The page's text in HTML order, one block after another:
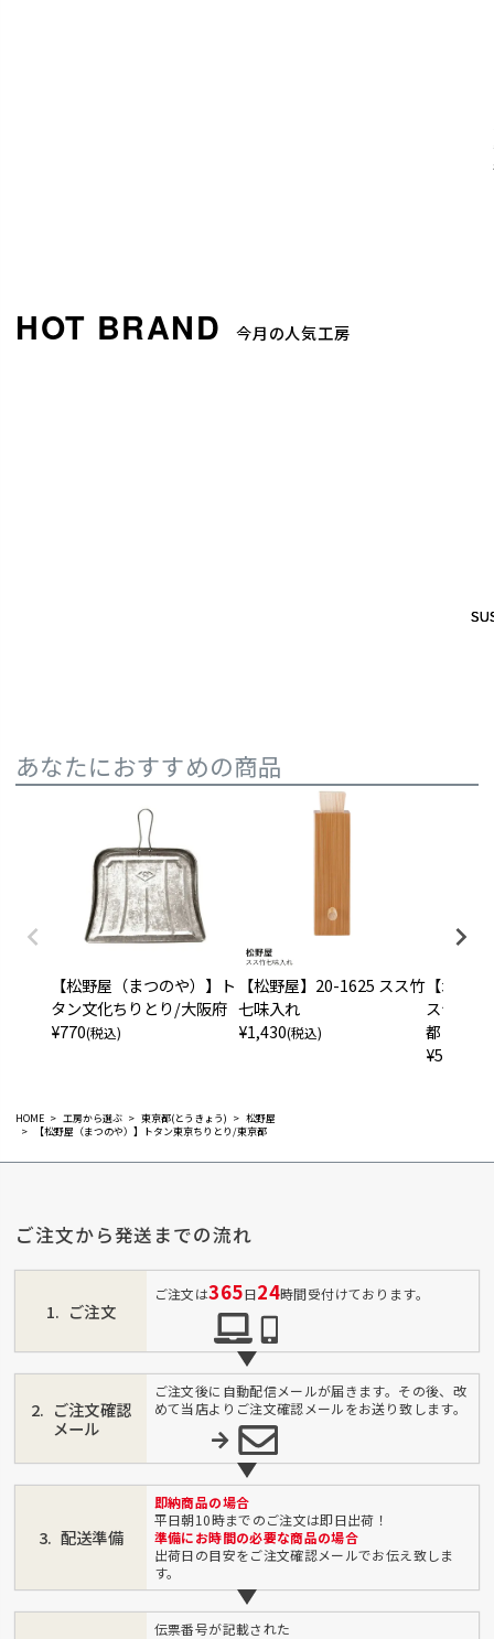
HOME 工房から選ぶ 東京都(とうきょう)
松野屋
【松野屋（まつのや）】トタン東京ちりとり/東京都
今月の人気工房
あなたにおすすめの商品
【松野屋（まつのや）】ト
タン文化ちりとり/大阪府
¥770(税込)
【松野屋】20-1625 スス竹
七味入れ
¥1,430(税込)
【木村硝
ステン
都
¥5,060
ご注文から発送までの流れ
ご注文
ご注文は365日24時間受付けております。
ご注文確認
メール
ご注文後に自動配信メールが届きます。その後、改
めて当店よりご注文確認メールをお送り致します。
配送準備
即納商品の場合
平日朝10時までのご注文は即日出荷！
準備にお時間の必要な商品の場合
出荷日の目安をご注文確認メールでお伝え致しま
す。
伝票番号が記載された